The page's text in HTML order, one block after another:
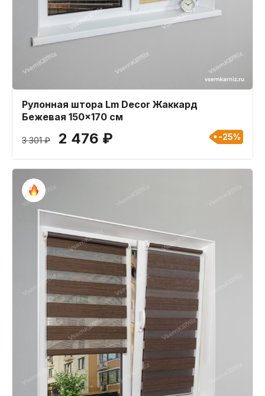
Рулонная штора Lm Decor Жаккард
Бежевая 150x170 см
3 301 ₽ 2 476 ₽ -25%